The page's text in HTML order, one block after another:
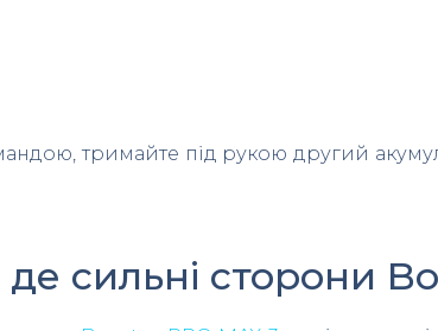
тримайте під рукою другий
сильні сторони